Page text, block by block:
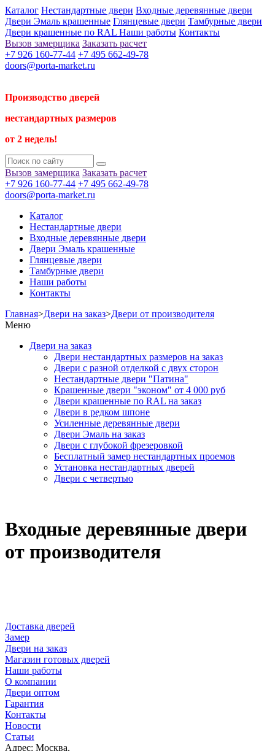
Каталог Нестандартные двери Входные деревянные двери
Двери Эмаль крашенные Глянцевые двери Тамбурные двери
Двери крашенные по RAL Наши работы Контакты
Вызов замерщика Заказать расчет
+7 926 160-77-44 +7 495 662-49-78
doors@porta-market.ru
Производство дверей
нестандартных размеров
от 2 недель!
Вызов замерщика Заказать расчет
+7 926 160-77-44 +7 495 662-49-78
doors@porta-market.ru
Каталог
Нестандартные двери
Входные деревянные двери
Двери Эмаль крашенные
Глянцевые двери
Тамбурные двери
Наши работы
Контакты
Главная>Двери на заказ>Двери от производителя
Меню
Двери на заказ
Двери нестандартных размеров на заказ
Двери с разной отделкой с двух сторон
Нестандартные двери "Патина"
Крашенные двери "эконом" от 4 000 руб
Двери крашенные по RAL на заказ
Двери в редком шпоне
Усиленные деревянные двери
Двери Эмаль на заказ
Двери с глубокой фрезеровкой
Бесплатный замер нестандартных проемов
Установка нестандартных дверей
Двери с четвертью
Входные деревянные двери
от производителя
Доставка дверей
Замер
Двери на заказ
Магазин готовых дверей
Наши работы
О компании
Двери оптом
Гарантия
Контакты
Новости
Статьи
Адрес: Москва,